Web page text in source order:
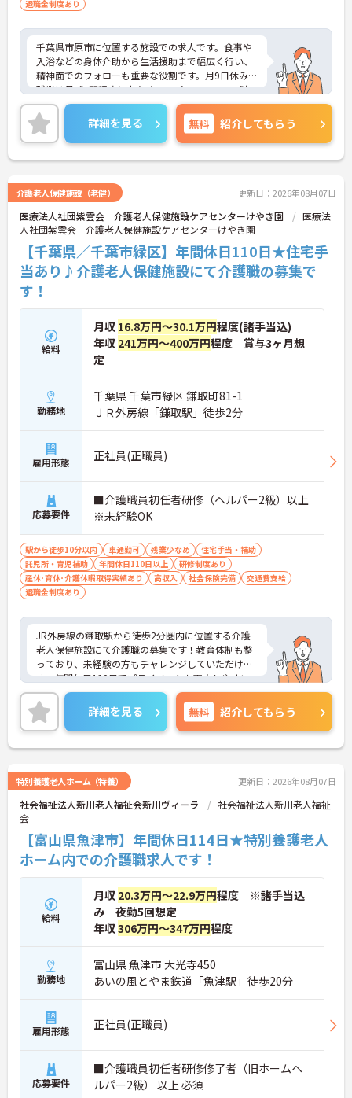
退職金制度あり
千葉県市原市に位置する施設での求人です。食事や
入浴などの身体介助から生活援助まで幅広く行い、
精神面でのフォローも重要な役割です。月9日休み、
残業は月5時間程度と少なめで、プライベートの時
間も確保しやすいです。マイカー通勤も可能で、福
利厚生も整っていますので、安心して働ける職場で
す。興味のある方は詳細等をお伝えしますので、お
気軽にお問い合わせください。
詳細を見る 無料 紹介してもらう
介護老人保健施設（老健） 更新日：2026年08月07日
医療法人社団紫雲会 介護老人保健施設ケアセンターけやき園
医療法
人社団紫雲会 介護老人保健施設ケアセンターけやき園
【千葉県／千葉市緑区】年間休日110日★住宅手
当あり♪介護老人保健施設にて介護職の募集で
す！
給料
月収 16.8万円～30.1万円程度(諸手当込)
年収 241万円～400万円程度 賞与3ヶ月想
定
勤務地
千葉県 千葉市緑区 鎌取町81-1
ＪＲ外房線「鎌取駅」徒歩2分
雇用形態 正社員(正職員)
応募要件
■介護職員初任者研修（ヘルパー2級）以上
※未経験OK
駅から徒歩10分以内 車通勤可 残業少なめ
住宅手当・補助
託児所・育児補助
年間休日110日以上
研修制度あり
産休･育休･介護休暇取得実績あり
高収入 社会保険完備
交通費支給
退職金制度あり
JR外房線の鎌取駅から徒歩2分圏内に位置する介護
老人保健施設にて介護職の募集です！教育体制も整
っており、未経験の方もチャレンジしていただけま
す。年間休日110日でプライベートも両立しやすい
です。子育て理解のある職場なので、お互いでフォ
ローしていくことができる職場です。また、駅チカ
で、コンビニや商業施設もございますので、お仕事
終わりに買い物にも行けます★
ご興味のある方はお気軽にお問い合わせください。
詳細を見る 無料 紹介してもらう
特別養護老人ホーム（特養） 更新日：2026年08月07日
社会福祉法人新川老人福祉会新川ヴィーラ
社会福祉法人新川老人福祉
会
【富山県魚津市】年間休日114日★特別養護老人
ホーム内での介護職求人です！
給料
月収 20.3万円～22.9万円程度 ※諸手当込
み 夜勤5回想定
年収306万円～347万円程度
勤務地
富山県 魚津市 大光寺450
あいの風とやま鉄道「魚津駅」徒歩20分
雇用形態 正社員(正職員)
応募要件
■介護職員初任者研修修了者（旧ホームヘ
ルパー2級） 以上 必須